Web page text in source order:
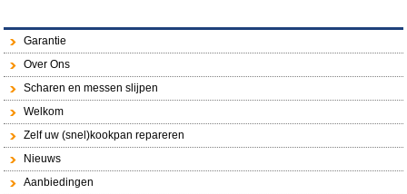
Garantie
Over Ons
Scharen en messen slijpen
Welkom
Zelf uw (snel)kookpan repareren
Nieuws
Aanbiedingen